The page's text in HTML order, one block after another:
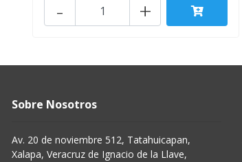
+
-
Sobre Nosotros
Av. 20 de noviembre 512, Tatahuicapan,
Xalapa, Veracruz de Ignacio de la Llave,